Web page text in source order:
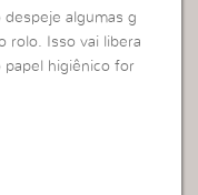
algumas g
rolo. Isso vai libera
papel higiênico for